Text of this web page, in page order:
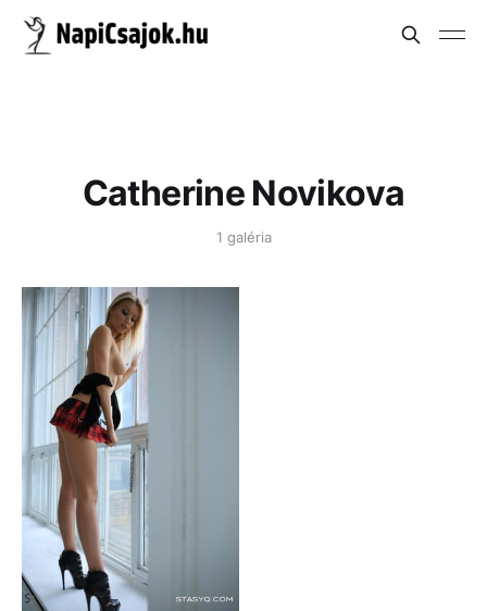
Catherine Novikova
1 galéria